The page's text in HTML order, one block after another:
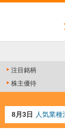
注目銘柄
株主優待
8月3日
人気業
8月2日 金融注